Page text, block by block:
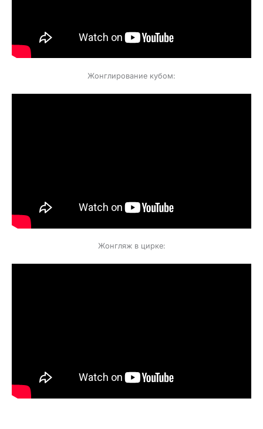
Жонглирование кубом:
Жонгляж в цирке: